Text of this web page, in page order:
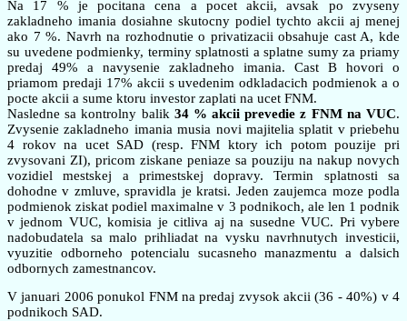
Na 17 % je pocitana cena a pocet akcii, avsak po zvyseny
zakladneho imania dosiahne skutocny podiel tychto akcii aj menej
ako 7 %. Navrh na rozhodnutie o privatizacii obsahuje cast A, kde
su uvedene podmienky, terminy splatnosti a splatne sumy za priamy
predaj 49% a navysenie zakladneho imania. Cast B hovori o
priamom predaji 17% akcii s uvedenim odkladacich podmienok a o
pocte akcii a sume ktoru investor zaplati na ucet FNM.
Nasledne sa kontrolny balik 34 % akcii prevedie z FNM na VUC.
Zvysenie zakladneho imania musia novi majitelia splatit v priebehu
4 rokov na ucet SAD (resp. FNM ktory ich potom pouzije pri
zvysovani ZI), pricom ziskane peniaze sa pouziju na nakup novych
vozidiel mestskej a primestskej dopravy. Termin splatnosti sa
dohodne v zmluve, spravidla je kratsi. Jeden zaujemca moze podla
podmienok ziskat podiel maximalne v 3 podnikoch, ale len 1 podnik
v jednom VUC, komisia je citliva aj na susedne VUC. Pri vybere
nadobudatela sa malo prihliadat na vysku navrhnutych investicii,
vyuzitie odborneho potencialu sucasneho manazmentu a dalsich
odbornych zamestnancov.
V januari 2006 ponukol FNM na predaj zvysok akcii (36 - 40%) v 4
podnikoch SAD.